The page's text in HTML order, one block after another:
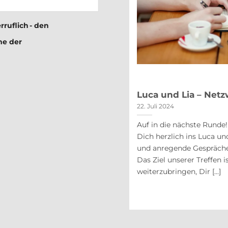
- den
der
Luca und Lia –
22. Juli 2024
Auf in die nächste
Dich herzlich ins Luca
und anregende
Das Ziel unserer Treffen
weiterzubringen, Dir [...]